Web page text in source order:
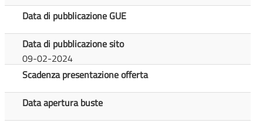
Data di pubblicazione GUE
Data di pubblicazione sito
09-02-2024
Scadenza presentazione offerta
Data apertura buste